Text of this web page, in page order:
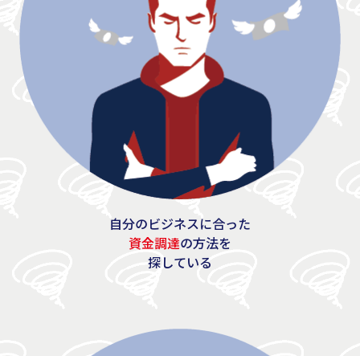
自分のビジネスに合った
資金調達の方法を
探している